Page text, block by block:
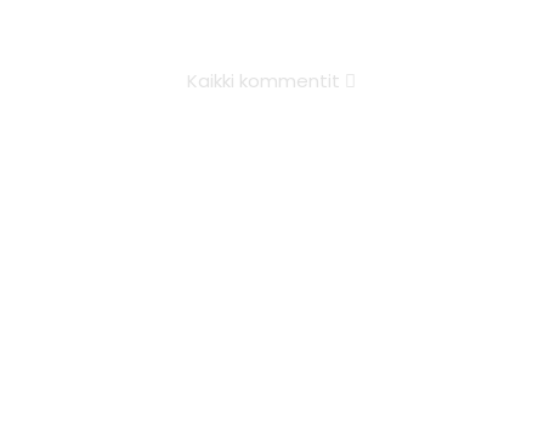
Kaikki kommentit